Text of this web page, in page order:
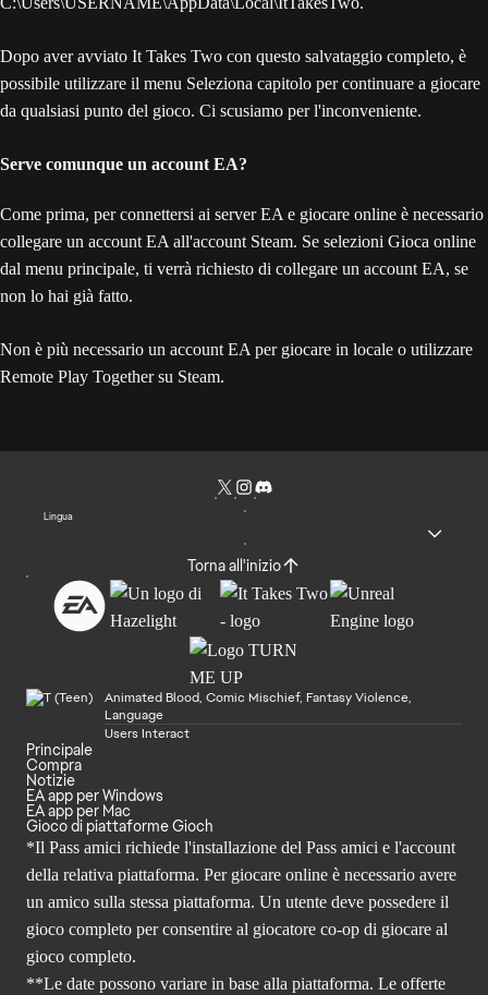
Dopo aver avviato It Takes Two con questo salvataggio completo, è
possibile utilizzare il menu Seleziona capitolo per continuare a giocare
da qualsiasi punto del gioco. Ci scusiamo per l'inconveniente.
Serve comunque un account EA?
Come prima, per connettersi ai server EA e giocare online è necessario
collegare un account EA all'account Steam. Se selezioni Gioca online
dal menu principale, ti verrà richiesto di collegare un account EA, se
non lo hai già fatto.
Non è più necessario un account EA per giocare in locale o utilizzare
Remote Play Together su Steam.
Lingua
Torna all'inizio
Animated Blood, Comic Mischief, Fantasy Violence,
Language
Users Interact
Principale
Compra
Notizie
EA app per Windows
EA app per Mac
Gioco di piattaforme Gioch
*Il Pass amici richiede l'installazione del Pass amici e l'account
della relativa piattaforma. Per giocare online è necessario avere
un amico sulla stessa piattaforma. Un utente deve possedere il
gioco completo per consentire al giocatore co-op di giocare al
gioco completo.
**Le date possono variare in base alla piattaforma. Le offerte